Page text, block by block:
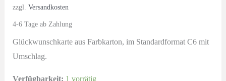
zzgl. Versandkosten
4-6 Tage ab Zahlung
Glückwunschkarte aus Farbkarton, im Standardformat C6 mit
Umschlag.
Verfügbarkeit: 1 vorrätig